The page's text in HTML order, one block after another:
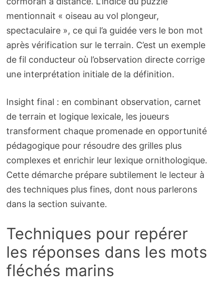
mentionnait « oiseau au vol plongeur,
spectaculaire », ce qui l’a guidée vers le bon mot
après vérification sur le terrain. C’est un exemple
de fil conducteur où l’observation directe corrige
une interprétation initiale de la définition.
Insight final : en combinant observation, carnet
de terrain et logique lexicale, les joueurs
transforment chaque promenade en opportunité
pédagogique pour résoudre des grilles plus
complexes et enrichir leur lexique ornithologique.
Cette démarche prépare subtilement le lecteur à
des techniques plus fines, dont nous parlerons
dans la section suivante.
Techniques pour repérer
les réponses dans les mots
fléchés marins